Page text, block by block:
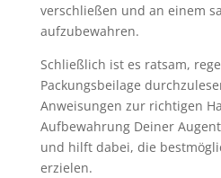
verschließen und an einem
aufzubewahren.
Schließlich ist es ratsam,
Packungsbeilage
Anweisungen zur richtigen
Aufbewahrung Deiner
und hilft dabei, die
erzielen.